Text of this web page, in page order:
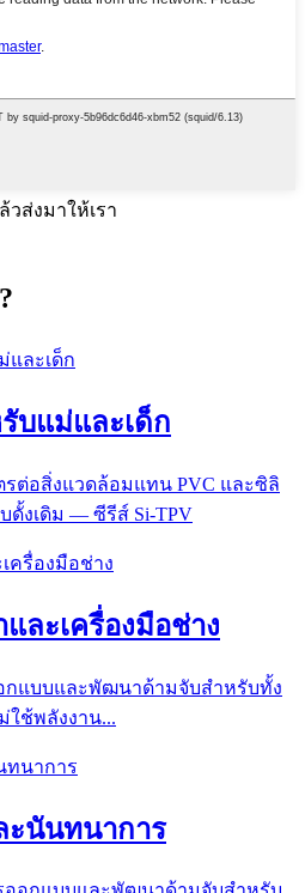
ส่งมาให้เรา
แม่และเด็ก
รต่อสิ่งแวดล้อมแทน PVC และซิลิ
งเดิม — ซีรีส์ Si-TPV
ละเครื่องมือช่าง
กแบบและพัฒนาด้ามจับสำหรับทั้ง
ใช้พลังงาน...
นันทนาการ